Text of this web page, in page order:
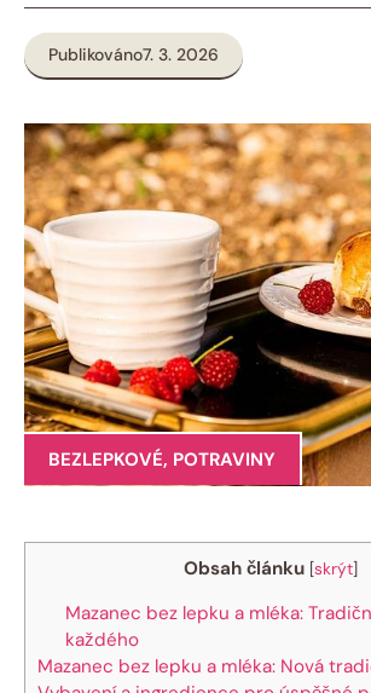
Publikováno7. 3. 2026
BEZLEPKOVÉ, POTRAVINY
Obsah článku [skrýt]
Mazanec bez lepku a mléka:
každého
Mazanec bez lepku a mléka: Nová